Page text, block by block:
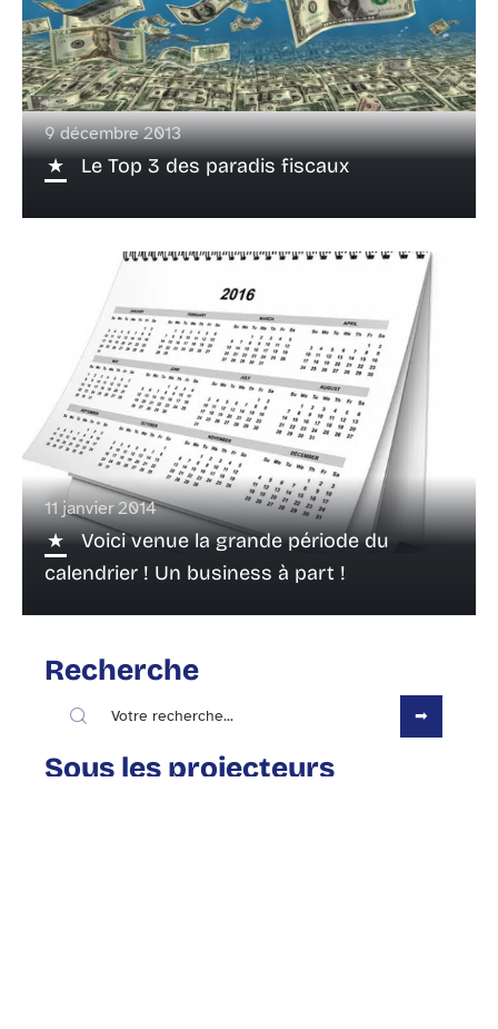
9 décembre 2013
Le Top 3 des paradis fiscaux
11 janvier 2014
Voici venue la grande période du
calendrier ! Un business à part !
Recherche
Sous les projecteurs